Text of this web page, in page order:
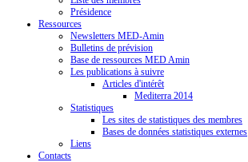
Présidence
Ressources
Newsletters MED-Amin
Bulletins de prévision
Base de ressources MED Amin
Les publications à suivre
Articles d'intérêt
Mediterra 2014
Statistiques
Les sites de statistiques des membres
Bases de données statistiques externes
Liens
Contacts